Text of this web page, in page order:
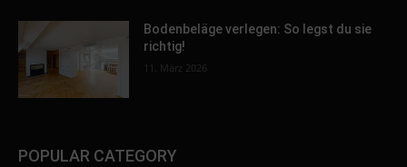
Bodenbeläge verlegen: So legst du sie
richtig!
11. März 2026
POPULAR CATEGORY